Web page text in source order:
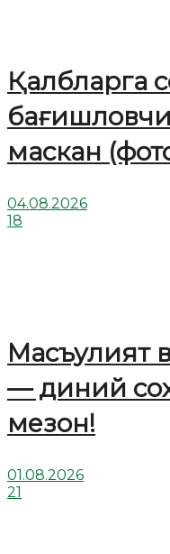
Қалбларга
маскан
04.08.2026
18
Масъулият
— диний
мезон!
01.08.2026
21